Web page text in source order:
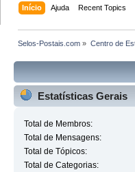
Início Ajuda Recent Topics
Selos-Postais.com » Centro de
Estatísticas Gerais
Total de Membros:
Total de Mensagens:
Total de Tópicos:
Total de Categorias: